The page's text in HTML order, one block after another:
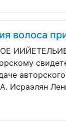
волоса
Исраэлян